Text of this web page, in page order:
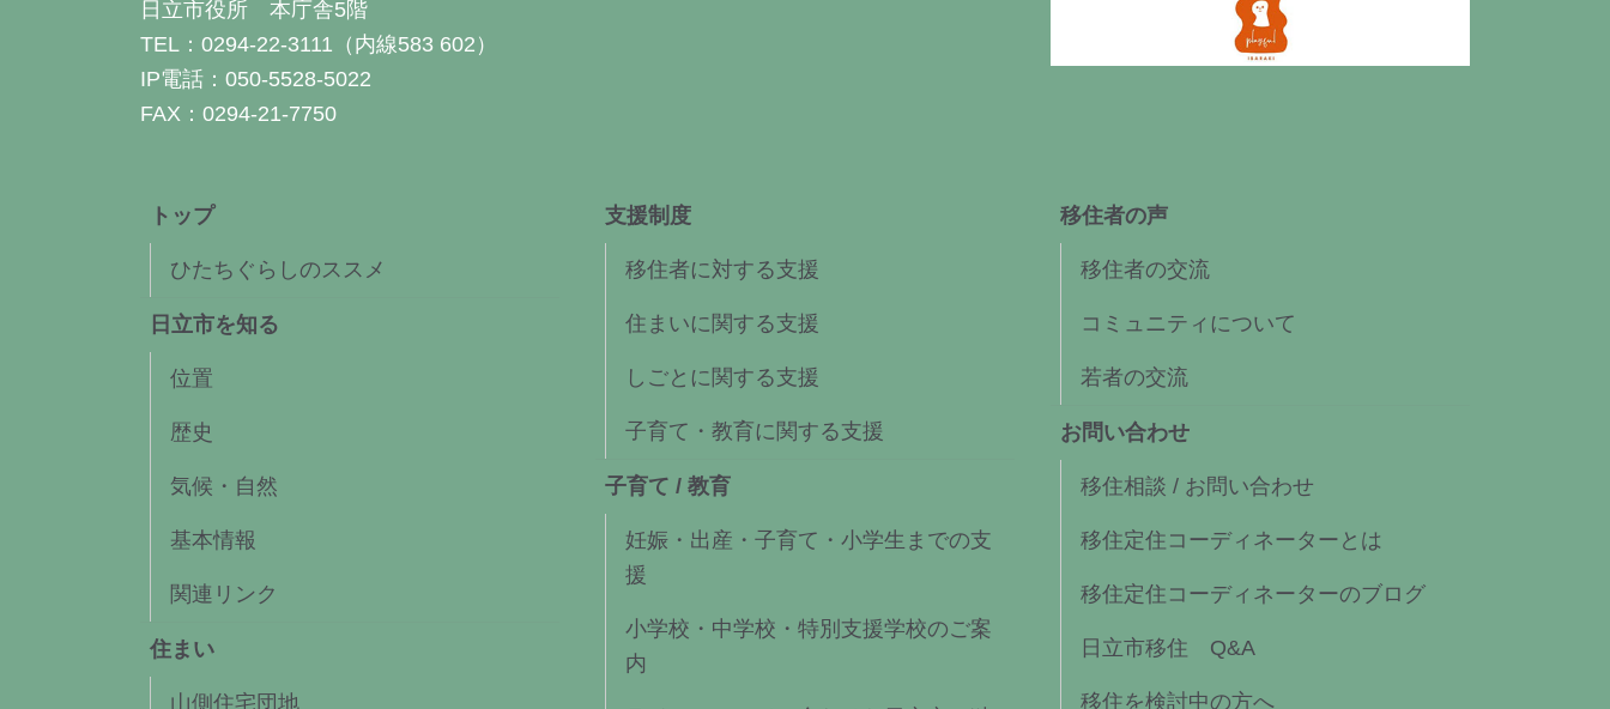
日立市役所 本庁舎5階
TEL：0294-22-3111（内線583 602）
IP電話：050-5528-5022
FAX：0294-21-7750
トップ
ひたちぐらしのススメ
日立市を知る
位置
歴史
気候・自然
基本情報
関連リンク
住まい
山側住宅団地
支援制度
移住者に対する支援
住まいに関する支援
しごとに関する支援
子育て・教育に関する支援
子育て / 教育
妊娠・出産・子育て・小学生までの支
援
小学校・中学校・特別支援学校のご案
内
移住者の声
移住者の交流
コミュニティについて
若者の交流
お問い合わせ
移住相談 / お問い合わせ
移住定住コーディネーターとは
移住定住コーディネーターのブログ
日立市移住 Q&A
移住を検討中の方へ